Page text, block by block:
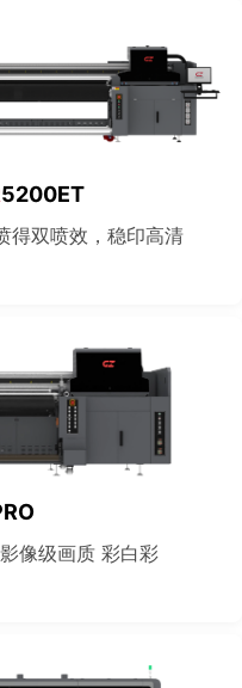
5200ET
得双喷效，稳印高清
像级画质 彩白彩